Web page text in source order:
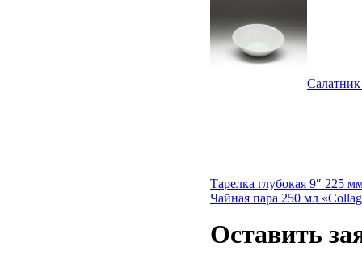
Тарелка глубокая 9″ 225
Чайная пара 250 мл
Оставить